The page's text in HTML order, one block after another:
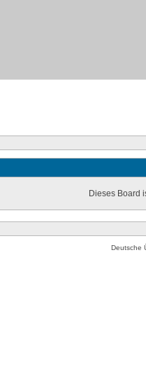
Dieses Board
Deutsche